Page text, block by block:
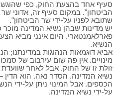
הביטחון". במקום סעיף זה, אדוני
שתובא לפניו על-ידי שר הביטחון".
יש מדינות שבהן נשיא המדינה
פארלאמנטארי. היום אינני מביא
הנשיא.
אביא דוגמאות הנהוגות במדינתנו;
מינויים. אין פה שום עירבוב של
זולת זו של החוק. אבל לאחר שוועדת
נשיא המדינה. הסדר נאה. הוא הדין
הכספים. אבל המינוי ניתן על-ידי
על-ידי נשיא המדינה.